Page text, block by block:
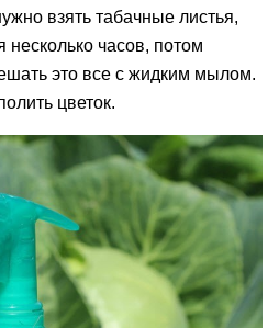
взять табачные листья,
несколько часов, потом
это все с жидким мылом.
цветок.